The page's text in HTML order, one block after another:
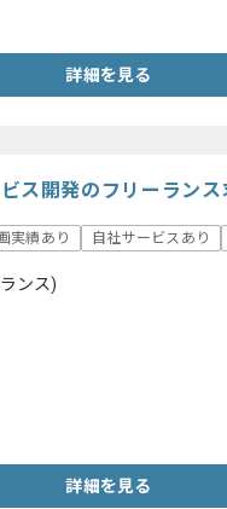
詳細を見る
ス開発のフリーラン
実績あり 自社サービスあり
ンス)
詳細を見る